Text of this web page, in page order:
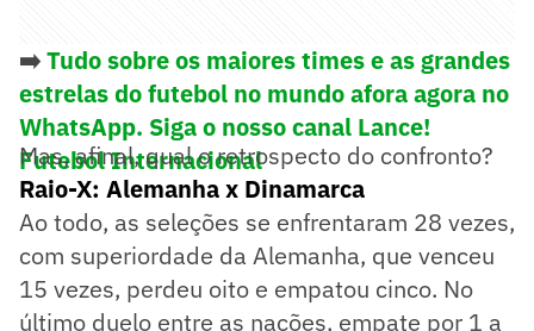
➡️Tudo sobre os maiores times e as grandes
estrelas do futebol no mundo afora agora no
WhatsApp. Siga o nosso canal Lance!
Futebol Internacional
Mas, afinal, qual o retrospecto do confronto?
Raio-X: Alemanha x Dinamarca
Ao todo, as seleções se enfrentaram 28 vezes,
com superiordade da Alemanha, que venceu
15 vezes, perdeu oito e empatou cinco. No
último duelo entre as nações, empate por 1 a